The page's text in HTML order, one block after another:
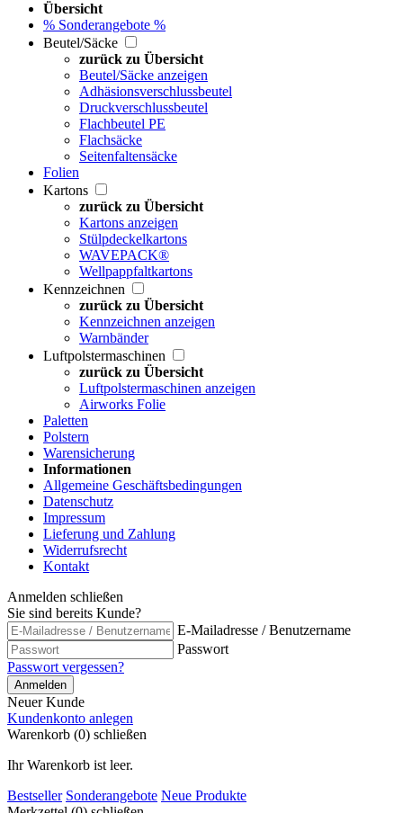
Übersicht
% Sonderangebote %
Beutel/Säcke
zurück zu Übersicht
Beutel/Säcke anzeigen
Adhäsionsverschlussbeutel
Druckverschlussbeutel
Flachbeutel PE
Flachsäcke
Seitenfaltensäcke
Folien
Kartons
zurück zu Übersicht
Kartons anzeigen
Stülpdeckelkartons
WAVEPACK®
Wellpappfaltkartons
Kennzeichnen
zurück zu Übersicht
Kennzeichnen anzeigen
Warnbänder
Luftpolstermaschinen
zurück zu Übersicht
Luftpolstermaschinen anzeigen
Airworks Folie
Paletten
Polstern
Warensicherung
Informationen
Allgemeine Geschäftsbedingungen
Datenschutz
Impressum
Lieferung und Zahlung
Widerrufsrecht
Kontakt
Anmelden schließen
Sie sind bereits Kunde?
E-Mailadresse / Benutzername
Passwort
Passwort vergessen?
Anmelden
Neuer Kunde
Kundenkonto anlegen
Warenkorb (0) schließen
Ihr Warenkorb ist leer.
Bestseller Sonderangebote Neue Produkte